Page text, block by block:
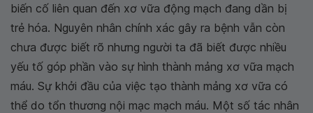
biến cố liên quan đến xơ vữa động mạch đang dần bị
trẻ hóa. Nguyên nhân chính xác gây ra bệnh vẫn còn
chưa được biết rõ nhưng người ta đã biết được nhiều
yếu tố góp phần vào sự hình thành mảng xơ vữa mạch
máu. Sự khởi đầu của việc tạo thành mảng xơ vữa có
thể do tổn thương nội mạc mạch máu. Một số tác nhân